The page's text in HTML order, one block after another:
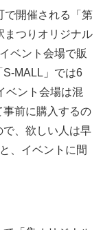
で開催される「第
まつりオリジナル
ベント会場で販
MALL」では6
ベント会場は混
前に購入するの
、欲しい人は早
、イベントに間